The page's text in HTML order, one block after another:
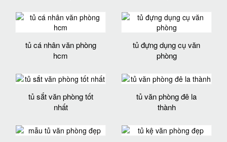
tủ cá nhân văn phòng
hcm
tủ đựng dụng cụ văn
phòng
tủ sắt văn phòng tốt
nhất
tủ văn phòng đê la
thành